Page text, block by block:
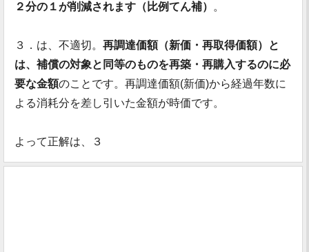
２分の１が削減されます（比例てん補）
。
３．は、不適切。 再調達価額（新価・再取得価額）と
は、補償の対象と同等のものを再築・再購入するのに必
要な金額のことです。再調達価額(新価)から経過年数に
よる消耗分を差し引いた金額が時価です。
よって正解は、３